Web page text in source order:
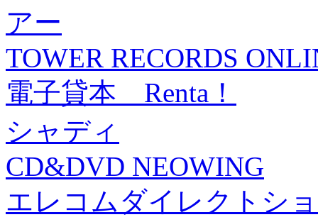
アー
TOWER RECORDS
電子貸本 Renta！
シャディ
CD&DVD NEOWING
エレコムダイレクトシ